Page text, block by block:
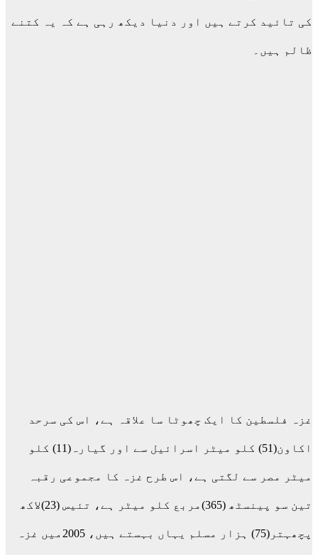
کی تائید کرتے ہیں اور دنیا دیکھ رہی ہے کہ یہ کتنے
ظالم ہیں۔
غزہ فلسطین کا ایک چھوٹا سا علاقہ ہے، اس کی سرحد
اکاون(51) کلو میٹر اسرائیل سے اور گیارہ(11) کلو
میٹر مصر سے لگتی ہے، اس طرح غزہ کا مجموعی رقبہ
تین سو پینسٹھ (365)مربع کلو میٹر ہے، تئیس (23)لاکھ
پچھہتر(75) ہزار مسلم یہاں بہستے ہیں، 2005میں غزہ